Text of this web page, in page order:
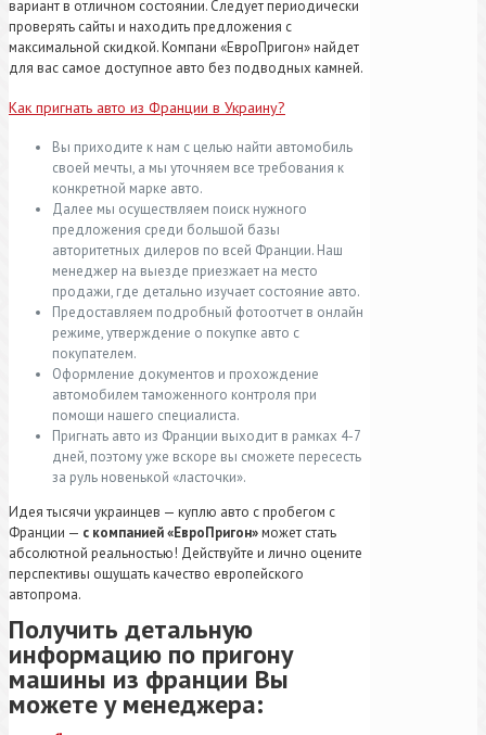
вариант в отличном состоянии. Следует периодически
проверять сайты и находить предложения с
максимальной скидкой. Компани «ЕвроПригон» найдет
для вас самое доступное авто без подводных камней.
Как пригнать авто из Франции в Украину?
Вы приходите к нам с целью найти автомобиль
своей мечты, а мы уточняем все требования к
конкретной марке авто.
Далее мы осуществляем поиск нужного
предложения среди большой базы
авторитетных дилеров по всей Франции. Наш
менеджер на выезде приезжает на место
продажи, где детально изучает состояние авто.
Предоставляем подробный фотоотчет в онлайн
режиме, утверждение о покупке авто с
покупателем.
Оформление документов и прохождение
автомобилем таможенного контроля при
помощи нашего специалиста.
Пригнать авто из Франции выходит в рамках 4-7
дней, поэтому уже вскоре вы сможете пересесть
за руль новенькой «ласточки».
Идея тысячи украинцев — куплю авто с пробегом с
Франции — с компанией «ЕвроПригон»может стать
абсолютной реальностью! Действуйте и лично оцените
перспективы ощущать качество европейского
автопрома.
Получить детальную
информацию по пригону
машины из франции Вы
можете у менеджера: